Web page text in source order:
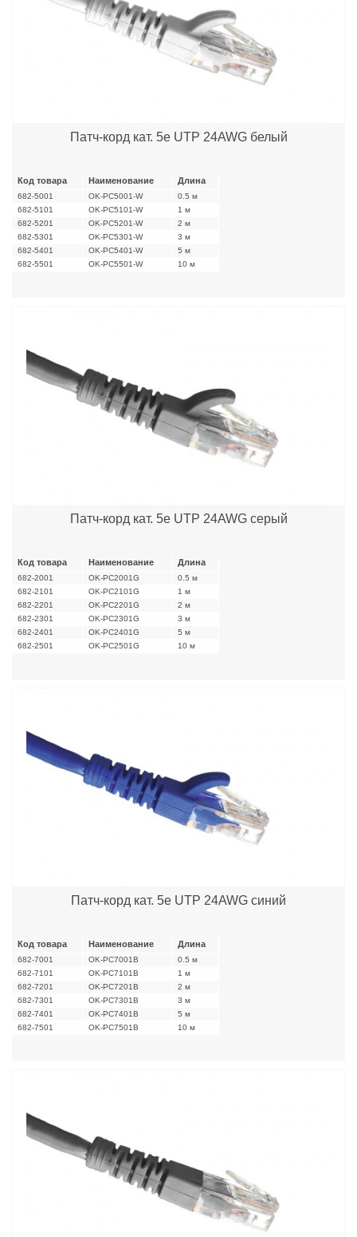
Патч-корд кат. 5е UTP 24AWG белый
Код товара Наименование Длина
682-5001 OK-PC5001-W
0.5 м
682-5101
OK-PC5101-W
1 м
682-5201
OK-PC5201-W
2 м
682-5301
OK-PC5301-W
3 м
682-5401
OK-PC5401-W
5 м
682-5501
OK-PC5501-W 10 м
Патч-корд кат. 5е UTP 24AWG серый
Код товара Наименование Длина
682-2001 OK-PC2001G
0.5 м
682-2101
OK-PC2101G
1 м
682-2201
OK-PC2201G
2 м
682-2301
OK-PC2301G
3 м
682-2401
OK-PC2401G
5 м
682-2501
OK-PC2501G 10 м
Патч-корд кат. 5е UTP 24AWG синий
Код товара Наименование Длина
682-7001 OK-PC7001B
0.5 м
682-7101
OK-PC7101B
1 м
682-7201
OK-PC7201B
2 м
682-7301
OK-PC7301B
3 м
682-7401
OK-PC7401B
5 м
682-7501
OK-PC7501B 10 м